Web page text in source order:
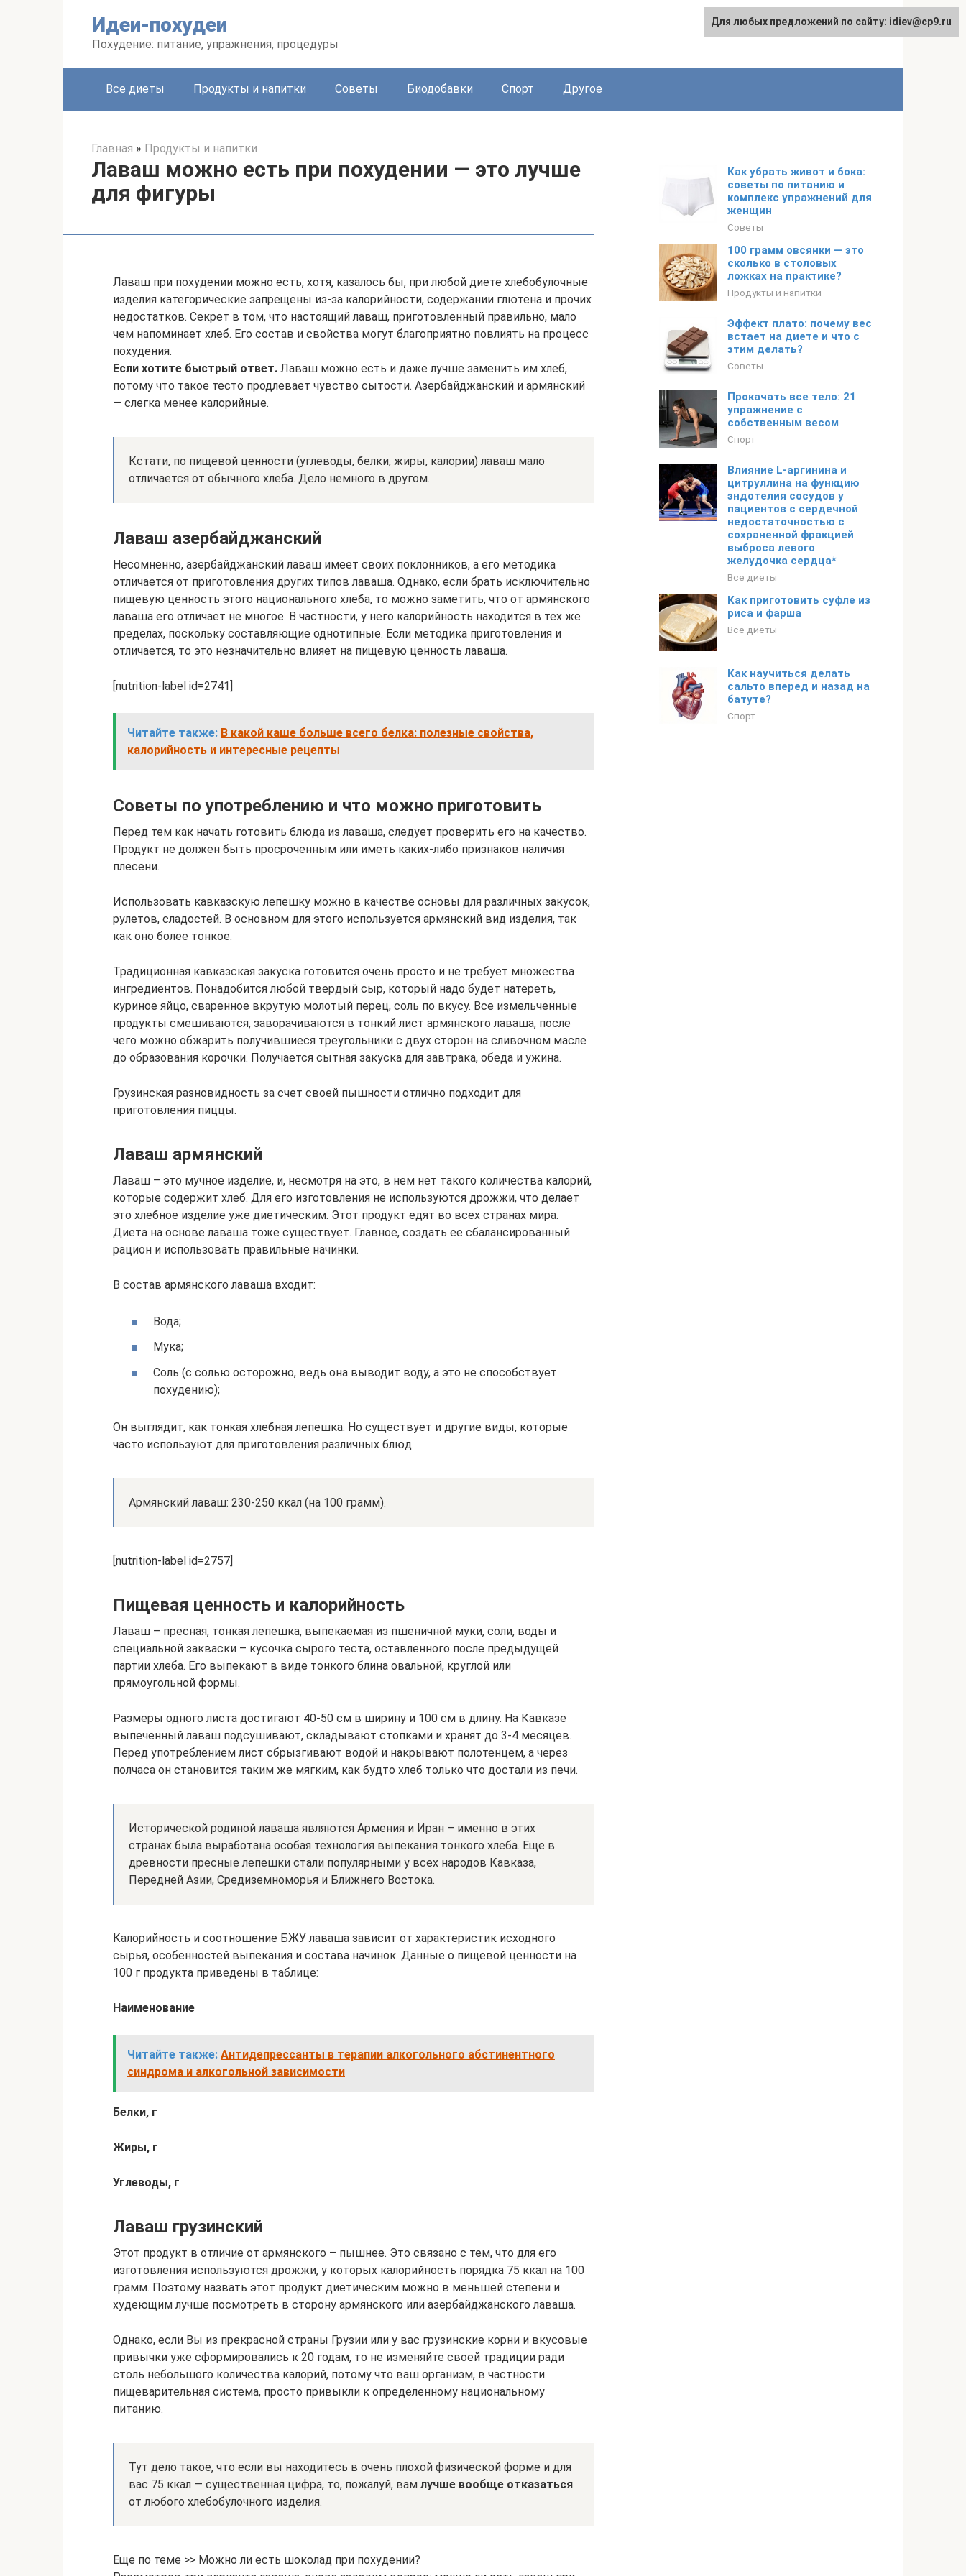
Идеи-похудеи
Похудение: питание, упражнения, процедуры
Все диеты Продукты и напитки Советы Биодобавки Спорт Другое
Главная » Продукты и напитки
Лаваш можно есть при похудении — это лучше
для фигуры
Лаваш при похудении можно есть, хотя, казалось бы, при любой диете хлебобулочные
изделия категорические запрещены из-за калорийности, содержании глютена и прочих
недостатков. Секрет в том, что настоящий лаваш, приготовленный правильно, мало
чем напоминает хлеб. Его состав и свойства могут благоприятно повлиять на процесс
похудения.
Если хотите быстрый ответ. Лаваш можно есть и даже лучше заменить им хлеб,
потому что такое тесто продлевает чувство сытости. Азербайджанский и армянский
— слегка менее калорийные.
Кстати, по пищевой ценности (углеводы, белки, жиры, калории) лаваш мало
отличается от обычного хлеба. Дело немного в другом.
Лаваш азербайджанский
Несомненно, азербайджанский лаваш имеет своих поклонников, а его методика
отличается от приготовления других типов лаваша. Однако, если брать исключительно
пищевую ценность этого национального хлеба, то можно заметить, что от армянского
лаваша его отличает не многое. В частности, у него калорийность находится в тех же
пределах, поскольку составляющие однотипные. Если методика приготовления и
отличается, то это незначительно влияет на пищевую ценность лаваша.
[nutrition-label id=2741]
Читайте также: В какой каше больше всего белка: полезные свойства,
калорийность и интересные рецепты
Советы по употреблению и что можно приготовить
Перед тем как начать готовить блюда из лаваша, следует проверить его на качество.
Продукт не должен быть просроченным или иметь каких-либо признаков наличия
плесени.
Использовать кавказскую лепешку можно в качестве основы для различных закусок,
рулетов, сладостей. В основном для этого используется армянский вид изделия, так
как оно более тонкое.
Традиционная кавказская закуска готовится очень просто и не требует множества
ингредиентов. Понадобится любой твердый сыр, который надо будет натереть,
куриное яйцо, сваренное вкрутую молотый перец, соль по вкусу. Все измельченные
продукты смешиваются, заворачиваются в тонкий лист армянского лаваша, после
чего можно обжарить получившиеся треугольники с двух сторон на сливочном масле
до образования корочки. Получается сытная закуска для завтрака, обеда и ужина.
Грузинская разновидность за счет своей пышности отлично подходит для
приготовления пиццы.
Лаваш армянский
Лаваш – это мучное изделие, и, несмотря на это, в нем нет такого количества калорий,
которые содержит хлеб. Для его изготовления не используются дрожжи, что делает
это хлебное изделие уже диетическим. Этот продукт едят во всех странах мира.
Диета на основе лаваша тоже существует. Главное, создать ее сбалансированный
рацион и использовать правильные начинки.
В состав армянского лаваша входит:
Вода;
Мука;
Соль (с солью осторожно, ведь она выводит воду, а это не способствует
похудению);
Он выглядит, как тонкая хлебная лепешка. Но существует и другие виды, которые
часто используют для приготовления различных блюд.
Армянский лаваш: 230-250 ккал (на 100 грамм).
[nutrition-label id=2757]
Пищевая ценность и калорийность
Лаваш – пресная, тонкая лепешка, выпекаемая из пшеничной муки, соли, воды и
специальной закваски – кусочка сырого теста, оставленного после предыдущей
партии хлеба. Его выпекают в виде тонкого блина овальной, круглой или
прямоугольной формы.
Размеры одного листа достигают 40-50 см в ширину и 100 см в длину. На Кавказе
выпеченный лаваш подсушивают, складывают стопками и хранят до 3-4 месяцев.
Перед употреблением лист сбрызгивают водой и накрывают полотенцем, а через
полчаса он становится таким же мягким, как будто хлеб только что достали из печи.
Исторической родиной лаваша являются Армения и Иран – именно в этих
странах была выработана особая технология выпекания тонкого хлеба. Еще в
древности пресные лепешки стали популярными у всех народов Кавказа,
Передней Азии, Средиземноморья и Ближнего Востока.
Калорийность и соотношение БЖУ лаваша зависит от характеристик исходного
сырья, особенностей выпекания и состава начинок. Данные о пищевой ценности на
100 г продукта приведены в таблице:
Наименование
Читайте также: Антидепрессанты в терапии алкогольного абстинентного
синдрома и алкогольной зависимости
Белки, г
Жиры, г
Углеводы, г
Лаваш грузинский
Этот продукт в отличие от армянского – пышнее. Это связано с тем, что для его
изготовления используются дрожжи, у которых калорийность порядка 75 ккал на 100
грамм. Поэтому назвать этот продукт диетическим можно в меньшей степени и
худеющим лучше посмотреть в сторону армянского или азербайджанского лаваша.
Однако, если Вы из прекрасной страны Грузии или у вас грузинские корни и вкусовые
привычки уже сформировались к 20 годам, то не изменяйте своей традиции ради
столь небольшого количества калорий, потому что ваш организм, в частности
пищеварительная система, просто привыкли к определенному национальному
питанию.
Тут дело такое, что если вы находитесь в очень плохой физической форме и для
вас 75 ккал — существенная цифра, то, пожалуй, вам лучше вообще отказаться
от любого хлебобулочного изделия.
Еще по теме >> Можно ли есть шоколад при похудении?
Как убрать живот и бока:
советы по питанию и
комплекс упражнений для
женщин
Советы
100 грамм овсянки — это
сколько в столовых
ложках на практике?
Продукты и напитки
Эффект плато: почему вес
встает на диете и что с
этим делать?
Советы
Прокачать все тело: 21
упражнение с
собственным весом
Спорт
Влияние L-аргинина и
цитруллина на функцию
эндотелия сосудов у
пациентов с сердечной
недостаточностью с
сохраненной фракцией
выброса левого
желудочка сердца*
Все диеты
Как приготовить суфле из
риса и фарша
Все диеты
Как научиться делать
сальто вперед и назад на
батуте?
Спорт
Для любых предложений по сайту: idiev@cp9.ru